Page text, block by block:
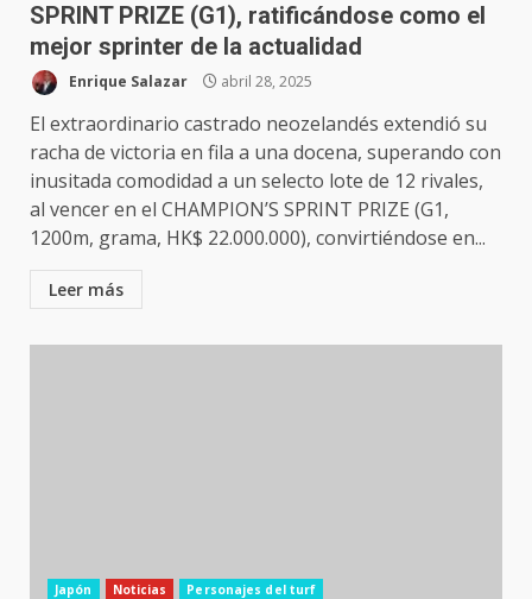
SPRINT PRIZE (G1), ratificándose como el
mejor sprinter de la actualidad
Enrique Salazar abril 28, 2025
El extraordinario castrado neozelandés extendió su
racha de victoria en fila a una docena, superando con
inusitada comodidad a un selecto lote de 12 rivales,
al vencer en el CHAMPION’S SPRINT PRIZE (G1,
1200m, grama, HK$ 22.000.000), convirtiéndose en...
Leer más
Japón Noticias Personajes del turf